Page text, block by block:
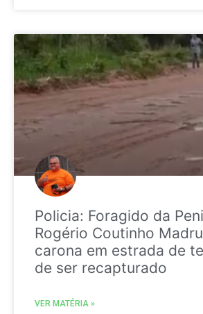
Policia: Foragido da
Rogério Coutinho
carona em estrada de
de ser recapturado
VER MATÉRIA »